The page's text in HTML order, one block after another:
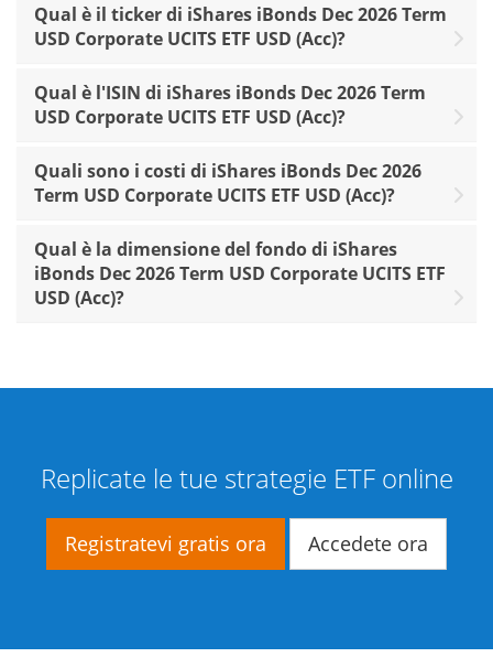
Qual è il ticker di iShares iBonds Dec 2026 Term
USD Corporate UCITS ETF USD (Acc)?
Qual è l'ISIN di iShares iBonds Dec 2026 Term
USD Corporate UCITS ETF USD (Acc)?
Quali sono i costi di iShares iBonds Dec 2026
Term USD Corporate UCITS ETF USD (Acc)?
Qual è la dimensione del fondo di iShares
iBonds Dec 2026 Term USD Corporate UCITS ETF
USD (Acc)?
Replicate le tue strategie ETF online
Registratevi gratis ora Accedete ora